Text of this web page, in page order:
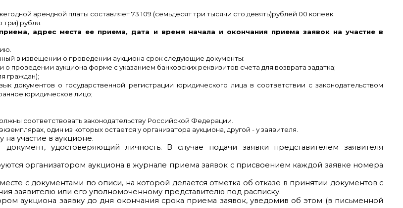
арендной платы составляет73 109 (семьдесят три тысячи сто девять)рублей 00 копеек.
три) рубля.
адрес места ее приема, дата и время начала и окончания приема заявок на участие в
в извещении о проведении аукциона срок следующие документы:
проведении аукциона форме с указанием банковских реквизитов счета для возврата задатка;
граждан);
документов о государственной регистрации юридического лица в соответствии с законодательством
юридическое лицо;
соответствовать законодательству Российской Федерации.
один из которых остается у организатора аукциона, другой - у заявителя.
на участие в аукционе.
удостоверяющий личность. В случае подачи заявки представителем заявителя
организатором аукциона в журнале приема заявок с присвоением каждой заявке номера
с документами по описи, на которой делается отметка об отказе в принятии документов с
заявителю или его уполномоченному представителю под расписку.
аукциона заявку до дня окончания срока приема заявок, уведомив об этом (в письменной